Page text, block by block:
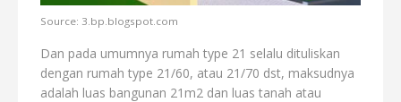
Source: 3.bp.blogspot.com
Dan pada umumnya rumah type 21 selalu dituliskan
dengan rumah type 21/60, atau 21/70 dst, maksudnya
adalah luas bangunan 21m2 dan luas tanah atau